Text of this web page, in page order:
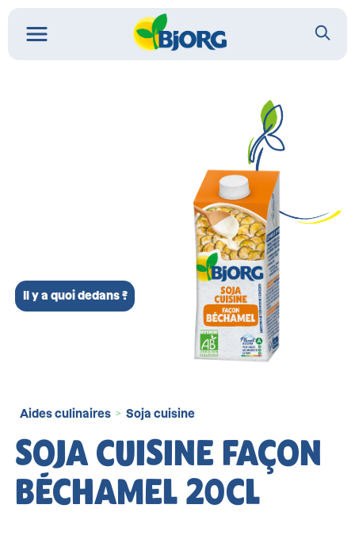
Il y a quoi dedans ?
Aides culinaires > Soja cuisine
SOJA CUISINE FAÇON
BÉCHAMEL 20CL